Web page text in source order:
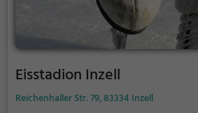
Eisstadion Inzell
Reichenhaller Str. 79, 83334 Inzell